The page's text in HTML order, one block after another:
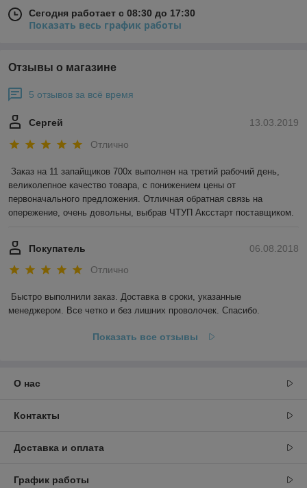
Сегодня работает с 08:30 до 17:30
Показать весь график работы
Отзывы о магазине
5 отзывов за всё время
13.03.2019
Сергей
Отлично
Заказ на 11 запайщиков 700х выполнен на третий рабочий день,
великолепное качество товара, с понижением цены от
первоначального предложения. Отличная обратная связь на
опережение, очень довольны, выбрав ЧТУП Аксстарт поставщиком.
06.08.2018
Покупатель
Отлично
Быстро выполнили заказ. Доставка в сроки, указанные
менеджером. Все четко и без лишних проволочек. Спасибо.
Показать все отзывы
О нас
Контакты
Доставка и оплата
График работы